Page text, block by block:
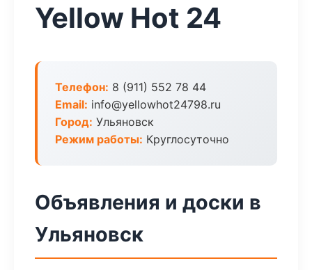
Yellow Hot 24
Телефон: 8 (911) 552 78 44
Email: info@yellowhot24798.ru
Город: Ульяновск
Режим работы: Круглосуточно
Объявления и доски в
Ульяновск